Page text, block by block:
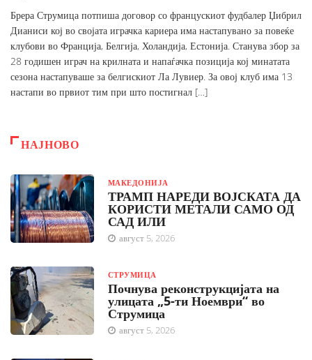
Брера Струмица потпиша договор со францускиот фудбалер Џибрил
Дианиси кој во својата играчка кариера има настапувано за повеќе
клубови во Франција, Белгија, Холандија, Естонија. Станува збор за
28 годишен играч на крилната и напаѓачка позиција кој минатата
сезона настапуваше за белгискиот Ла Лувиер. За овој клуб има 13
настапи во првиот тим при што постигнал […]
НАЈНОВО
МАКЕДОНИЈА
ТРАМП НАРЕДИ ВОЈСКАТА ДА
КОРИСТИ МЕТАЛИ САМО ОД
САД ИЛИ
август 5, 2026
СТРУМИЦА
Почнува реконструкцијата на
улицата „5-ти Ноември“ во
Струмица
август 5, 2026